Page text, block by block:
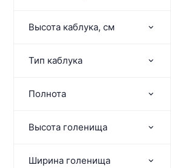
Высота каблука, см
Тип каблука
Полнота
Высота голенища
Ширина голенища